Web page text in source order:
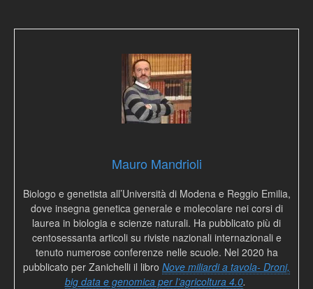
Mauro Mandrioli
Biologo e genetista all’Università di Modena e Reggio Emilia,
dove insegna genetica generale e molecolare nei corsi di
laurea in biologia e scienze naturali. Ha pubblicato più di
centosessanta articoli su riviste nazionali internazionali e
tenuto numerose conferenze nelle scuole. Nel 2020 ha
pubblicato per Zanichelli il libro Nove miliardi a tavola- Droni,
big data e genomica per l’agricoltura 4.0.